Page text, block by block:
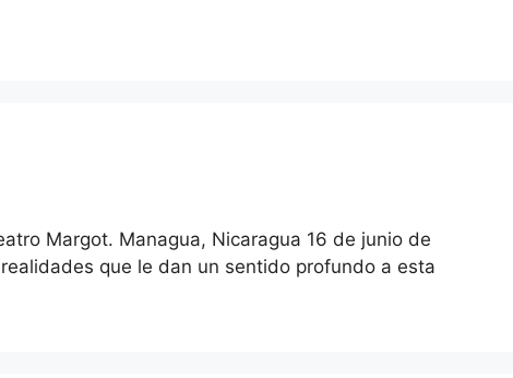
Margot. Managua, Nicaragua 16 de junio de
que le dan un sentido profundo a esta